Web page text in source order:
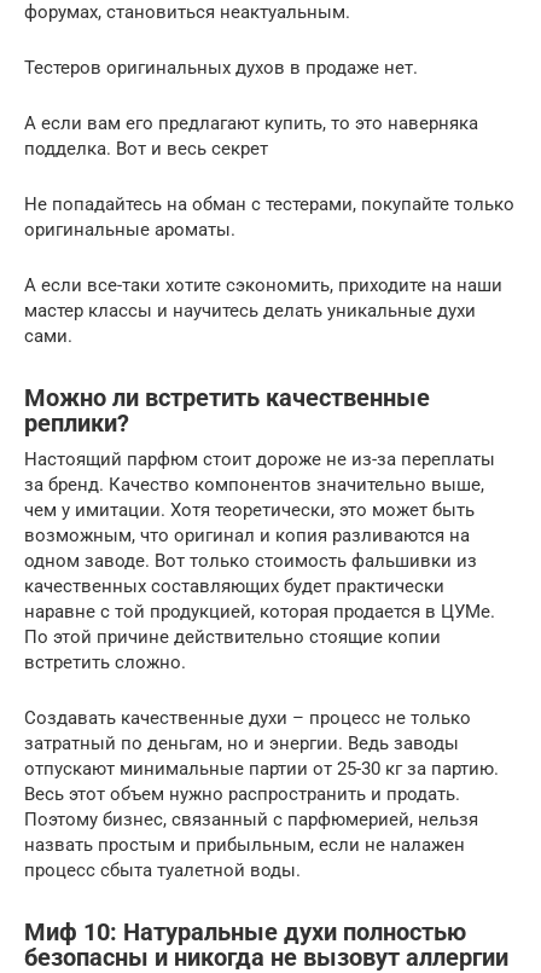
форумах, становиться неактуальным.
Тестеров оригинальных духов в продаже нет.
А если вам его предлагают купить, то это наверняка
подделка. Вот и весь секрет
Не попадайтесь на обман с тестерами, покупайте только
оригинальные ароматы.
А если все-таки хотите сэкономить, приходите на наши
мастер классы и научитесь делать уникальные духи
сами.
Можно ли встретить качественные
реплики?
Настоящий парфюм стоит дороже не из-за переплаты
за бренд. Качество компонентов значительно выше,
чем у имитации. Хотя теоретически, это может быть
возможным, что оригинал и копия разливаются на
одном заводе. Вот только стоимость фальшивки из
качественных составляющих будет практически
наравне с той продукцией, которая продается в ЦУМе.
По этой причине действительно стоящие копии
встретить сложно.
Создавать качественные духи – процесс не только
затратный по деньгам, но и энергии. Ведь заводы
отпускают минимальные партии от 25-30 кг за партию.
Весь этот объем нужно распространить и продать.
Поэтому бизнес, связанный с парфюмерией, нельзя
назвать простым и прибыльным, если не налажен
процесс сбыта туалетной воды.
Миф 10: Натуральные духи полностью
безопасны и никогда не вызовут аллергии